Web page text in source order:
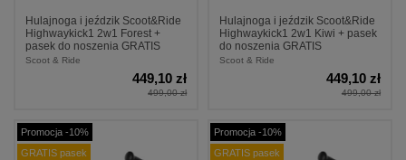
Hulajnoga i jeździk Scoot&Ride
Highwaykick1 2w1 Forest +
pasek do noszenia GRATIS
Scoot & Ride
449,10 zł
499,00 zł
Hulajnoga i jeździk Scoot&Ride
Highwaykick1 2w1 Kiwi + pasek
do noszenia GRATIS
Scoot & Ride
449,10 zł
499,00 zł
Promocja -10%
GRATIS pasek
Promocja -10%
GRATIS pasek